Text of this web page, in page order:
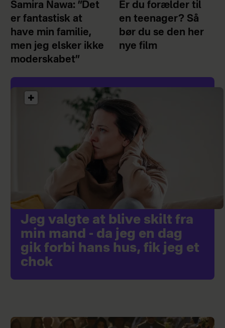
Samira Nawa: ”Det
er fantastisk at
have min familie,
men jeg elsker ikke
moderskabet”
Er du forælder til
en teenager? Så
bør du se den her
nye film
Jeg valgte at blive skilt fra
min mand - da jeg en dag
gik forbi hans hus, fik jeg et
chok